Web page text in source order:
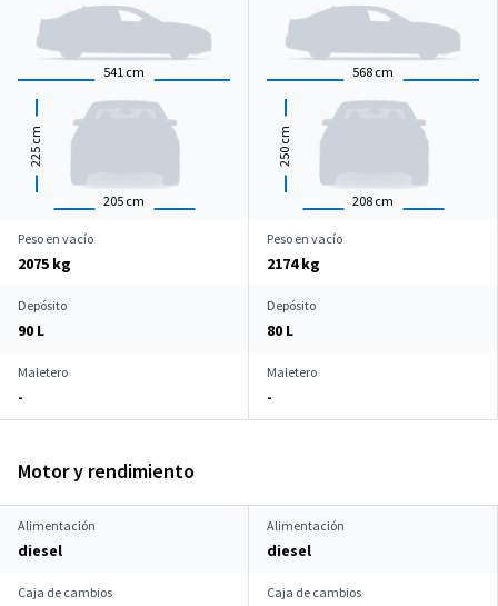
541 cm
205 cm
225
cm
568 cm
208 cm
250
cm
Peso en vacío
2075 kg
Peso en vacío
2174 kg
Depósito
90 L
Depósito
80 L
Maletero
-
Maletero
-
Motor y rendimiento
Alimentación
diesel
Alimentación
diesel
Caja de cambios Caja de cambios